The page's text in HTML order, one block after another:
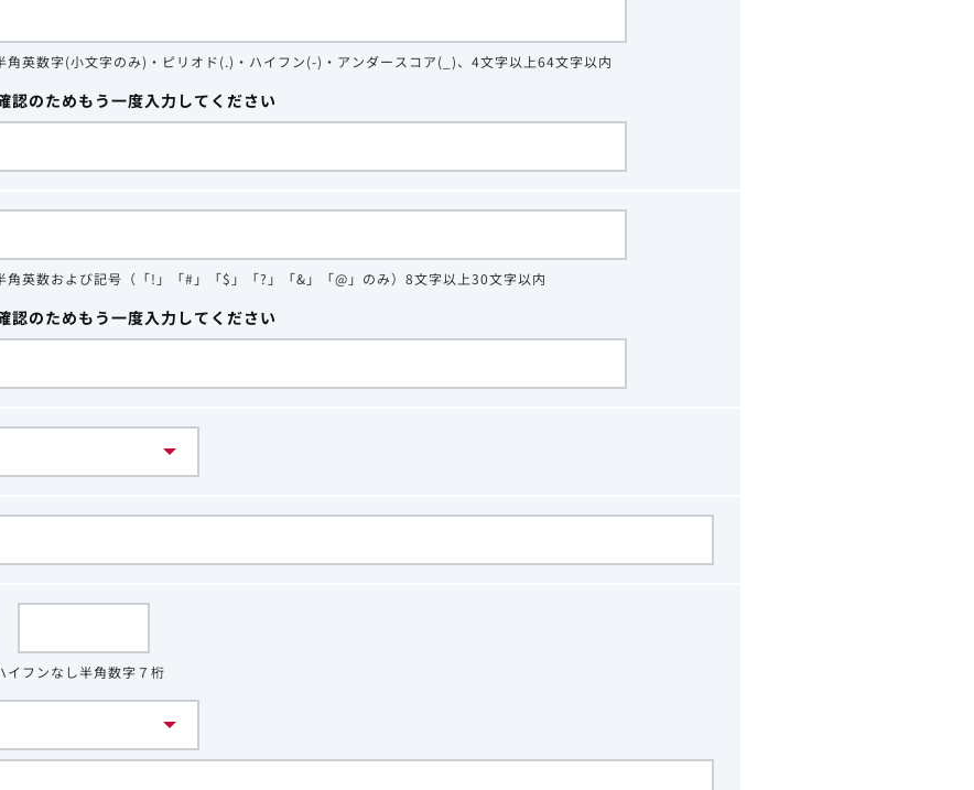
英数字(小文字のみ)・ピリオド(.)・ハイフン(-)・アンダースコア(_)、4文字以上64文字以内
認のためもう一度入力してください
英数および記号（「!」「#」「$」「?」「&」「@」のみ）8文字以上30文字以内
認のためもう一度入力してください
フンなし半角数字７桁